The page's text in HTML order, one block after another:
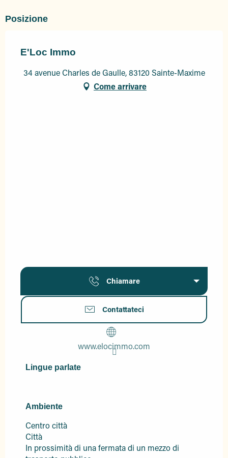
Posizione
E'Loc Immo
34 avenue Charles de Gaulle, 83120 Sainte-Maxime
Come arrivare
Chiamare
Contattateci
www.elocimmo.com
Lingue parlate
Lingue parlate
Ambiente
Ambiente
Centro città
Città
In prossimità di una fermata di un mezzo di